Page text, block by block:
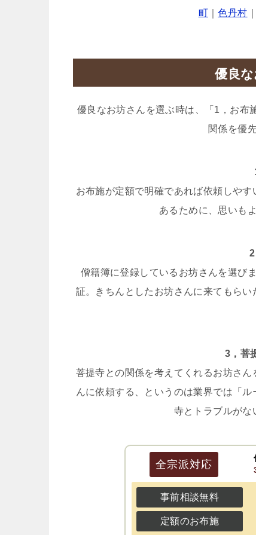
町｜色丹村
優良
優良なお坊さんを選ぶ時は、「1，お布
関係を優
お布施が定額で明確であれば依頼しや
あるために、思いも
僧籍簿に登録しているお坊さんを選び
証。きちんとしたお坊さんに来てもら
3，菩
菩提寺との関係を考えてくれるお坊さ
んに依頼する、というのは業界では「
寺とトラブルがな
全宗派対応
事前相談無料
定額のお布施